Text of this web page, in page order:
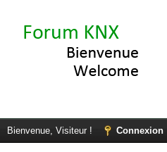
Bienvenue, Visiteur ! Connexion